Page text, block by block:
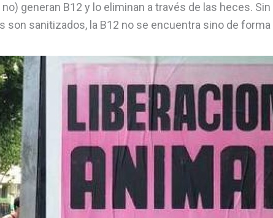
generan B12 y lo eliminan a través de las heces.
son sanitizados, la B12 no se encuentra sino de